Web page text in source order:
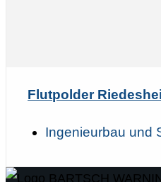
Flutpolder
Ingenieurbau und